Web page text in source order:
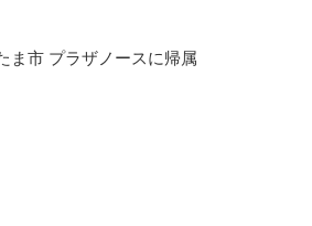
ま市 プラザノースに帰属